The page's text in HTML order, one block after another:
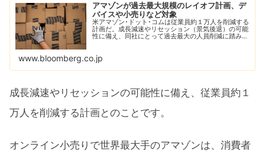
アマゾンが過去最大規模のレイオフ計画、デ
バイスや小売りなど対象
米アマゾン･ドット･コムは従業員約１万人を削減する
計画だ。成長減速やリセッション（景気後退）の可能
性に備え、同社にとって過去最大の人員削減に踏み切
www.bloomberg.co.jp
成長減速やリセッションの可能性に備え、従業員約１
万人を削減する計画とのことです。
オンライン小売りで世界最大手のアマゾンは、消費者